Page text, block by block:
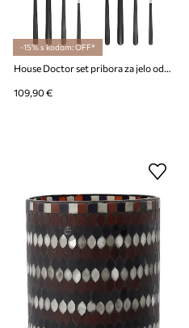
-15% s kodom: OFF*
109,90 €